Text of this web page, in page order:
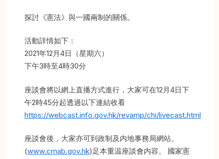
探討《憲法》與一國兩制的關係。
活動詳情如下：
2021年12月4日（星期六）
下午3時至4時30分
座談會將以網上直播方式進行，大家可在12月4日下
午2時45分起透過以下連結收看
https://webcast.info.gov.hk/revamp/chi/livecast.html
座談會後，大家亦可到政制及内地事務局網站。
(www.cmab.gov.hk)足本重温座談會内容。 國家憲